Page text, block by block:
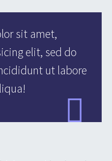
sit amet,
elit, sed do
ut labore
